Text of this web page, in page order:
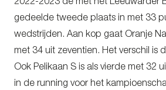
2022-2023 de met het Leeuwarder
gedeelde tweede plaats in met 33
wedstrijden. Aan kop gaat Oranje
met 34 uit zeventien. Het verschil is
Ook Pelikaan S is als vierde met 32
in de running voor het